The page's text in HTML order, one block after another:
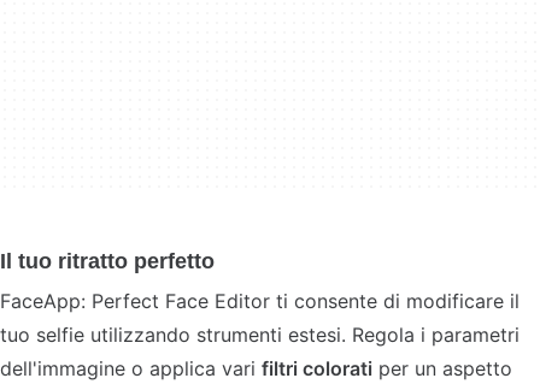
Il tuo ritratto perfetto
FaceApp: Perfect Face Editor ti consente di modificare il
tuo selfie utilizzando strumenti estesi. Regola i parametri
dell'immagine o applica vari filtri colorati per un aspetto